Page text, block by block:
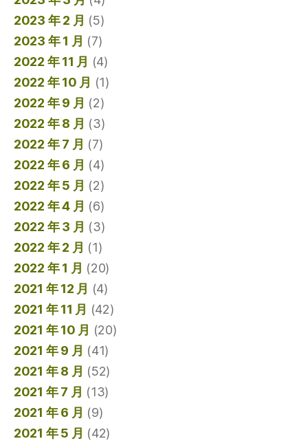
2023 年 2 月 (5)
2023 年 1 月 (7)
2022 年 11 月 (4)
2022 年 10 月 (1)
2022 年 9 月 (2)
2022 年 8 月 (3)
2022 年 7 月 (7)
2022 年 6 月 (4)
2022 年 5 月 (2)
2022 年 4 月 (6)
2022 年 3 月 (3)
2022 年 2 月 (1)
2022 年 1 月 (20)
2021 年 12 月 (4)
2021 年 11 月 (42)
2021 年 10 月 (20)
2021 年 9 月 (41)
2021 年 8 月 (52)
2021 年 7 月 (13)
2021 年 6 月 (9)
2021 年 5 月 (42)